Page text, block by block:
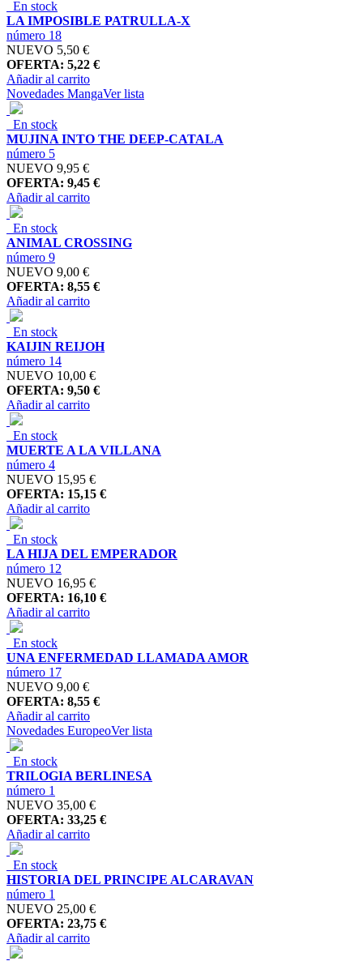
En stock
LA IMPOSIBLE PATRULLA-X
número 18
NUEVO 5,50 €
OFERTA: 5,22 €
Añadir al carrito
Novedades MangaVer lista
En stock
MUJINA INTO THE DEEP-CATALA
número 5
NUEVO 9,95 €
OFERTA: 9,45 €
Añadir al carrito
En stock
ANIMAL CROSSING
número 9
NUEVO 9,00 €
OFERTA: 8,55 €
Añadir al carrito
En stock
KAIJIN REIJOH
número 14
NUEVO 10,00 €
OFERTA: 9,50 €
Añadir al carrito
En stock
MUERTE A LA VILLANA
número 4
NUEVO 15,95 €
OFERTA: 15,15 €
Añadir al carrito
En stock
LA HIJA DEL EMPERADOR
número 12
NUEVO 16,95 €
OFERTA: 16,10 €
Añadir al carrito
En stock
UNA ENFERMEDAD LLAMADA AMOR
número 17
NUEVO 9,00 €
OFERTA: 8,55 €
Añadir al carrito
Novedades EuropeoVer lista
En stock
TRILOGIA BERLINESA
número 1
NUEVO 35,00 €
OFERTA: 33,25 €
Añadir al carrito
En stock
HISTORIA DEL PRINCIPE ALCARAVAN
número 1
NUEVO 25,00 €
OFERTA: 23,75 €
Añadir al carrito